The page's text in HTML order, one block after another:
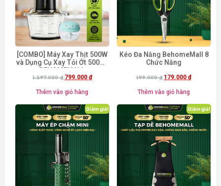
[COMBO] Máy Xay Thịt 500W
và Dụng Cụ Xay Tỏi Ớt 500ml
BEHOMEMALL
1.297.000₫ 799.000 ₫
Thêm vào giỏ hàng
Kéo Đa Năng BehomeMall 8
Chức Năng
199.000₫ 179.000 ₫
Thêm vào giỏ hàng
Giảm giá! Giảm giá!